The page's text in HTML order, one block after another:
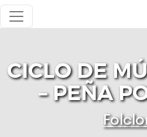
CICLO DE
– PEÑA